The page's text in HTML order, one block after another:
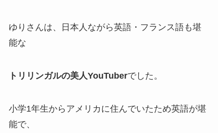
ゆりさんは、 日本人ながら英語・フランス語も堪
能な
トリリンガルの美人YouTuberでした。
小学1年生から アメリカに住んでいたため英語が堪
能で、